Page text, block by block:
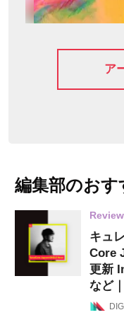
ア
編集部のおす
Review
キュ
Core
更新
など